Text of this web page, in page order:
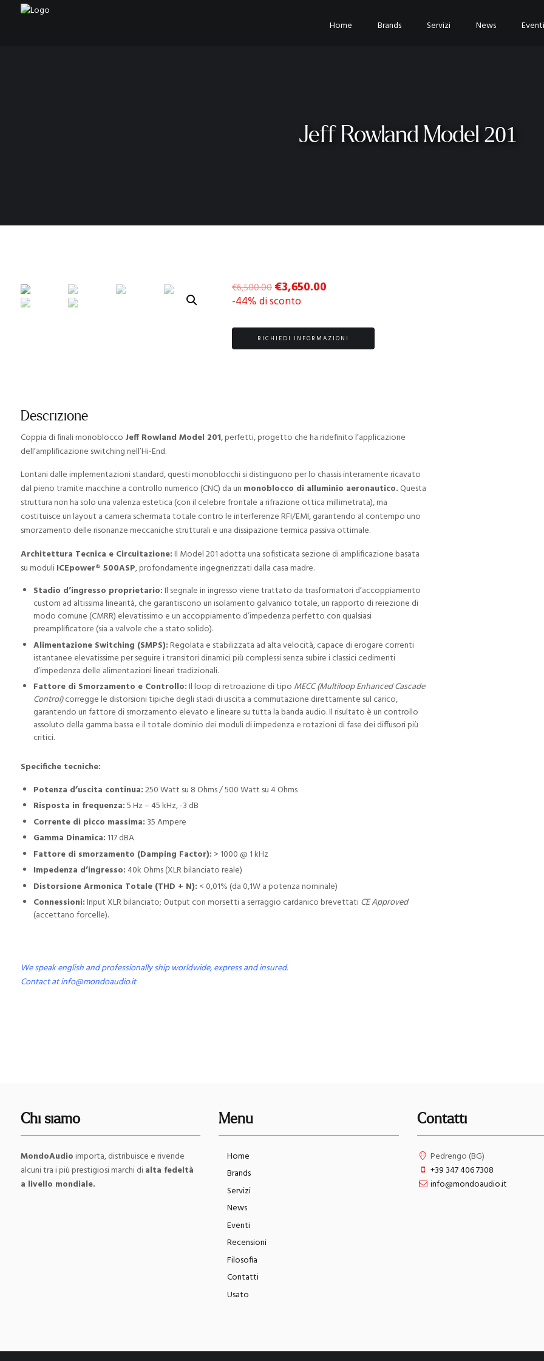
Home Brands Servizi News
Jeff Rowland Model 201
€6,500.00 €3,650.00
-44% di sconto
RICHIEDI INFORMAZIONI
Descrizione
Coppia di finali monoblocco Jeff Rowland Model 201, perfetti, progetto che ha ridefinito l’applicazione
dell’amplificazione switching nell’Hi-End.
Lontani dalle implementazioni standard, questi monoblocchi si distinguono per lo chassis interamente ricavato
dal pieno tramite macchine a controllo numerico (CNC) da un monoblocco di alluminio aeronautico. Questa
struttura non ha solo una valenza estetica (con il celebre frontale a rifrazione ottica millimetrata), ma
costituisce un layout a camera schermata totale contro le interferenze RFI/EMI, garantendo al contempo uno
smorzamento delle risonanze meccaniche strutturali e una dissipazione termica passiva ottimale.
Architettura Tecnica e Circuitazione:Il Model 201 adotta una sofisticata sezione di amplificazione basata
su moduliICEpower® 500ASP, profondamente ingegnerizzati dalla casa madre.
Stadio d’ingresso proprietario:Il segnale in ingresso viene trattato da trasformatori d’accoppiamento
custom ad altissima linearità, che garantiscono un isolamento galvanico totale, un rapporto di reiezione di
modo comune (CMRR) elevatissimo e un accoppiamento d’impedenza perfetto con qualsiasi
preamplificatore (sia a valvole che a stato solido).
Alimentazione Switching (SMPS):Regolata e stabilizzata ad alta velocità, capace di erogare correnti
istantanee elevatissime per seguire i transitori dinamici più complessi senza subire i classici cedimenti
d’impedenza delle alimentazioni lineari tradizionali.
Fattore di Smorzamento e Controllo:Il loop di retroazione di tipo MECC (Multiloop Enhanced Cascade
Control)corregge le distorsioni tipiche degli stadi di uscita a commutazione direttamente sul carico,
garantendo un fattore di smorzamento elevato e lineare su tutta la banda audio. Il risultato è un controllo
assoluto della gamma bassa e il totale dominio dei moduli di impedenza e rotazioni di fase dei diffusori più
critici.
Specifiche tecniche:
Potenza d’uscita continua:250 Watt su 8 Ohms / 500 Watt su 4 Ohms
Risposta in frequenza:5 Hz – 45 kHz, -3 dB
Corrente di picco massima: 35 Ampere
Gamma Dinamica: 117 dBA
Fattore di smorzamento (Damping Factor): > 1000 @ 1 kHz
Impedenza d’ingresso:40k Ohms (XLR bilanciato reale)
Distorsione Armonica Totale (THD + N): < 0,01% (da 0,1W a potenza nominale)
Connessioni:Input XLR bilanciato; Output con morsetti a serraggio cardanico brevettatiCE Approved
(accettano forcelle).
We speak english and professionally ship worldwide, express and insured.
Contact atinfo@mondoaudio.it
Chi siamo
MondoAudioimporta, distribuisce e rivende
alcuni tra i più prestigiosi marchi dialta fedeltà
a livello mondiale.
Menu
Home
Brands
Servizi
News
Eventi
Recensioni
Filosofia
Contatti
Usato
Contatti
Pedrengo (BG)
+39 347 406 7308
info@mondoaudio.it